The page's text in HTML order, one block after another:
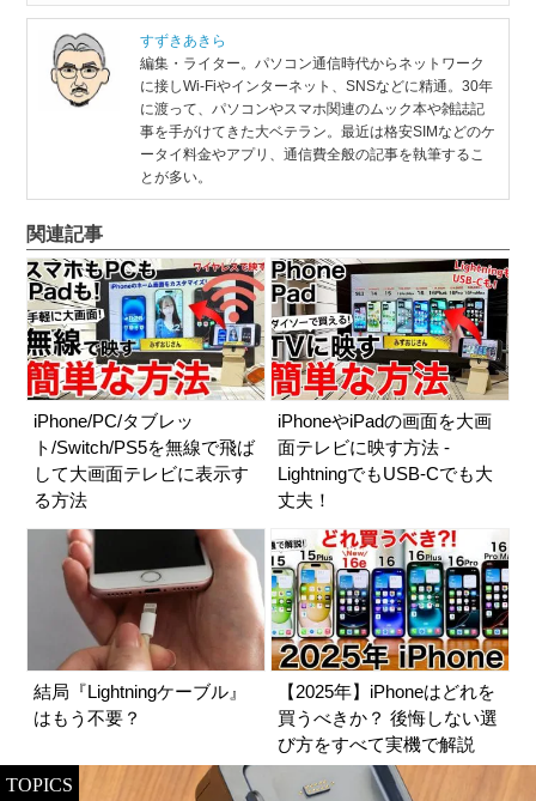
の「USB→HDMI変換映像...
すずきあきら
編集・ライター。パソコン通信時代からネットワーク
に接しWi-Fiやインターネット、SNSなどに精通。30年
に渡って、パソコンやスマホ関連のムック本や雑誌記
事を手がけてきた大ベテラン。最近は格安SIMなどのケ
ータイ料金やアプリ、通信費全般の記事を執筆するこ
とが多い。
関連記事
iPhone/PC/タブレッ
ト/Switch/PS5を無線で飛ば
して大画面テレビに表示す
る方法
iPhoneやiPadの画面を大画
面テレビに映す方法 -
LightningでもUSB-Cでも大
丈夫！
結局『Lightningケーブル』
はもう不要？
【2025年】iPhoneはどれを
買うべきか？ 後悔しない選
び方をすべて実機で解説
TOPICS